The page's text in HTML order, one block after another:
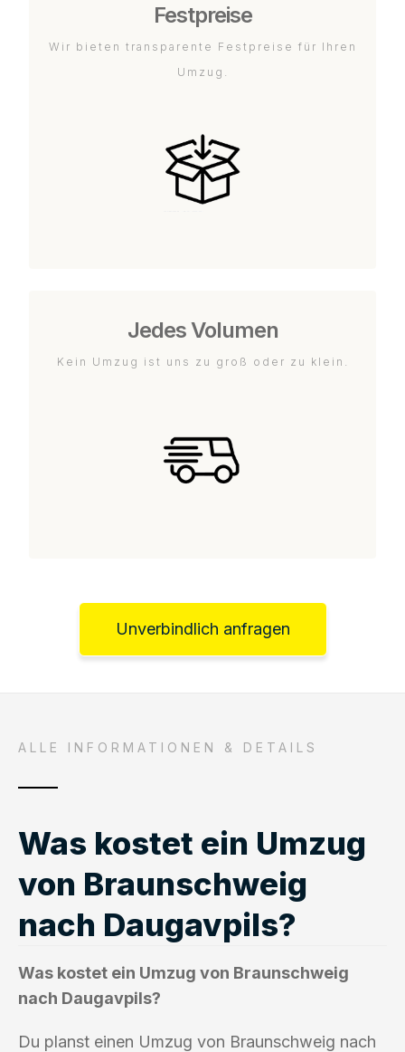
Festpreise
Wir bieten transparente Festpreise für Ihren
Umzug.
Jedes Volumen
Kein Umzug ist uns zu groß oder zu klein.
Unverbindlich anfragen
ALLE INFORMATIONEN & DETAILS
Was kostet ein Umzug
von Braunschweig
nach Daugavpils?
Was kostet ein Umzug von Braunschweig
nach Daugavpils?
Du planst einen Umzug von Braunschweig nach